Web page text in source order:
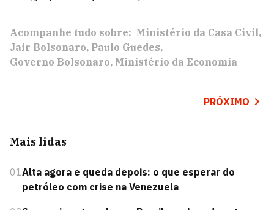
Acompanhe tudo sobre: Ministério da Casa Civil
Jair Bolsonaro Paulo Guedes
Governo Bolsonaro Ministério da Economia
PRÓXIMO
Mais lidas
01Alta agora e queda depois: o que esperar do
petróleo com crise na Venezuela